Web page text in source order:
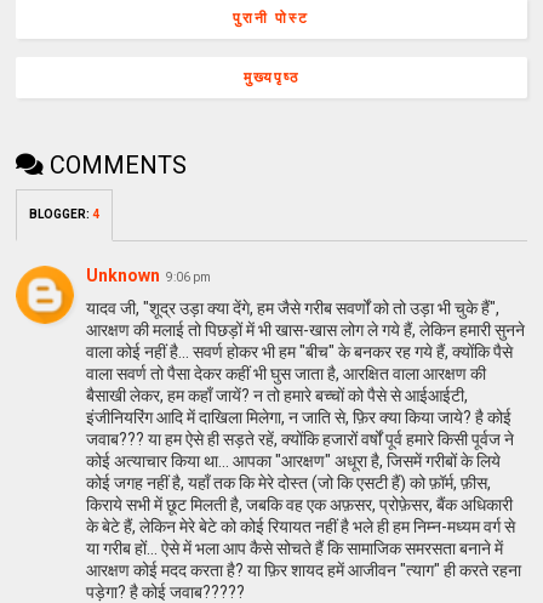
पुरानी पोस्ट
मुख्यपृष्ठ
COMMENTS
BLOGGER:4
Unknown 9:06 pm
यादव जी, "शूद्र उड़ा क्या देंगे, हम जैसे गरीब सवर्णों को तो उड़ा भी चुके हैं",
आरक्षण की मलाई तो पिछड़ों में भी खास-खास लोग ले गये हैं, लेकिन हमारी सुनने
वाला कोई नहीं है… सवर्ण होकर भी हम "बीच" के बनकर रह गये हैं, क्योंकि पैसे
वाला सवर्ण तो पैसा देकर कहीं भी घुस जाता है, आरक्षित वाला आरक्षण की
बैसाखी लेकर, हम कहाँ जायें? न तो हमारे बच्चों को पैसे से आईआईटी,
इंजीनियरिंग आदि में दाखिला मिलेगा, न जाति से, फ़िर क्या किया जाये? है कोई
जवाब??? या हम ऐसे ही सड़ते रहें, क्योंकि हजारों वर्षों पूर्व हमारे किसी पूर्वज ने
कोई अत्याचार किया था… आपका "आरक्षण" अधूरा है, जिसमें गरीबों के लिये
कोई जगह नहीं है, यहाँ तक कि मेरे दोस्त (जो कि एसटी हैं) को फ़ॉर्म, फ़ीस,
किराये सभी में छूट मिलती है, जबकि वह एक अफ़सर, प्रोफ़ेसर, बैंक अधिकारी
के बेटे हैं, लेकिन मेरे बेटे को कोई रियायत नहीं है भले ही हम निम्न-मध्यम वर्ग से
या गरीब हों… ऐसे में भला आप कैसे सोचते हैं कि सामाजिक समरसता बनाने में
आरक्षण कोई मदद करता है? या फ़िर शायद हमें आजीवन "त्याग" ही करते रहना
पड़ेगा? है कोई जवाब?????